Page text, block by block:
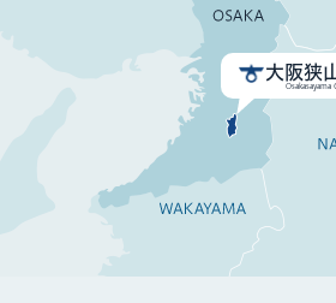
大阪狭
Osakasayama